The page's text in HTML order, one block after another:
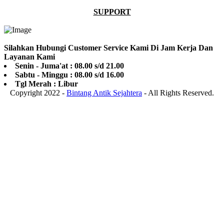
SUPPORT
Silahkan Hubungi Customer Service Kami Di Jam Kerja Dan
Layanan Kami
Senin - Juma'at : 08.00 s/d 21.00
Sabtu - Minggu : 08.00 s/d 16.00
Tgl Merah : Libur
Copyright 2022 - Bintang Antik Sejahtera - All Rights Reserved.